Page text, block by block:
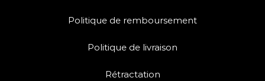
Politique de remboursement
Politique de livraison
Rétractation